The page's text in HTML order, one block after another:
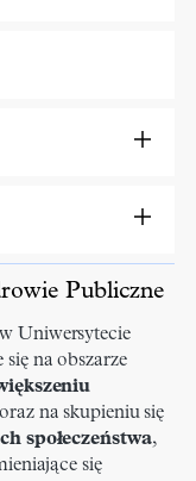
Publiczne
w Uniwersytecie
na obszarze
oraz na skupieniu się
społeczeństwa,
się